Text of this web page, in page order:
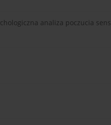
analiza poczucia